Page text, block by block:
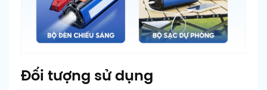
Đối tượng sử dụng